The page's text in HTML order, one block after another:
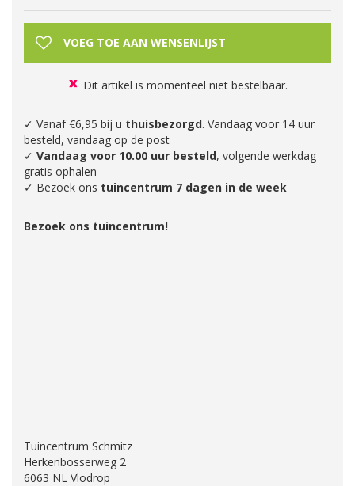
Dit artikel is momenteel niet bestelbaar.
✓ Vanaf €6,95 bij u thuisbezorgd. Vandaag voor 14 uur
besteld, vandaag op de post
✓ Vandaag voor 10.00 uur besteld, volgende werkdag
gratis ophalen
✓ Bezoek ons tuincentrum 7 dagen in de week
Bezoek ons tuincentrum!
Tuincentrum Schmitz
Herkenbosserweg 2
6063 NL Vlodrop